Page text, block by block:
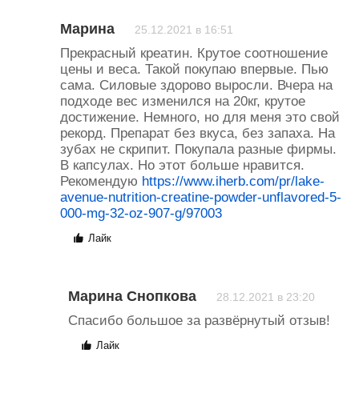
Марина 25.12.2021 в 16:51
Прекрасный креатин. Крутое соотношение
цены и веса. Такой покупаю впервые. Пью
сама. Силовые здорово выросли. Вчера на
подходе вес изменился на 20кг, крутое
достижение. Немного, но для меня это свой
рекорд. Препарат без вкуса, без запаха. На
зубах не скрипит. Покупала разные фирмы.
В капсулах. Но этот больше нравится.
Рекомендую https://www.iherb.com/pr/lake-
avenue-nutrition-creatine-powder-unflavored-5-
000-mg-32-oz-907-g/97003
Лайк
Марина Снопкова 28.12.2021 в 23:20
Спасибо большое за развёрнутый отзыв!
Лайк